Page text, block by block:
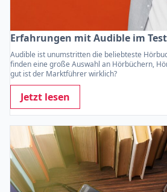
Erfahrungen mit Audible im Test
Audible ist unumstritten die beliebteste
finden eine große Auswahl an Hörbüchern,
gut ist der Marktführer wirklich?
Jetzt lesen